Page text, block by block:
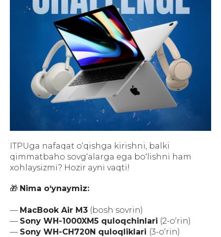
ITPUga nafaqat o‘qishga kirishni, balki
qimmatbaho sovg‘alarga ega bo‘lishni ham
xohlaysizmi? Hozir ayni vaqti!
🎁 Nima o‘ynaymiz:
— MacBook Air M3 (bosh sovrin)
— Sony WH-1000XM5 quloqchinlari (2-o‘rin)
— Sony WH-CH720N quloqliklari (3-o‘rin)